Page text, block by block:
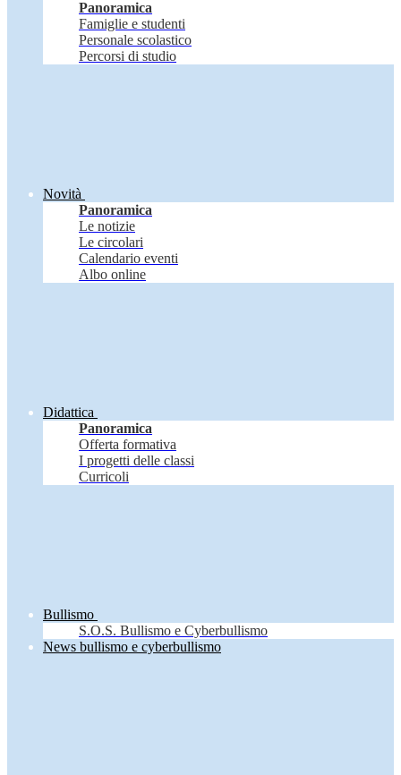
Panoramica
Famiglie e studenti
Personale scolastico
Percorsi di studio
Novità
Panoramica
Le notizie
Le circolari
Calendario eventi
Albo online
Didattica
Panoramica
Offerta formativa
I progetti delle classi
Curricoli
Bullismo
S.O.S. Bullismo e Cyberbullismo
News bullismo e cyberbullismo